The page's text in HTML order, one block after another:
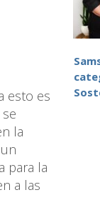
esto es
la
para la
a las